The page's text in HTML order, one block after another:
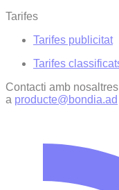
Tarifes
Tarifes publicitat
Tarifes
Contacti amb
a producte@bondia.ad